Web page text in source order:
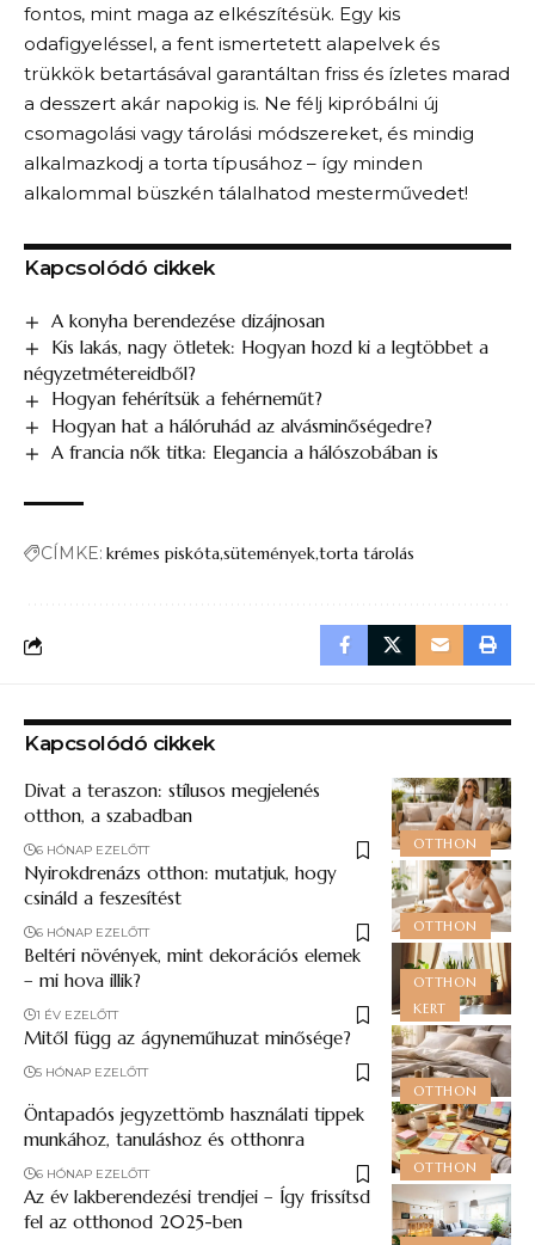
fontos, mint maga az elkészítésük. Egy kis
odafigyeléssel, a fent ismertetett alapelvek és
trükkök betartásával garantáltan friss és ízletes marad
a desszert akár napokig is. Ne félj kipróbálni új
csomagolási vagy tárolási módszereket, és mindig
alkalmazkodj a torta típusához – így minden
alkalommal büszkén tálalhatod mesterművedet!
Kapcsolódó cikkek
A konyha berendezése dizájnosan
Kis lakás, nagy ötletek: Hogyan hozd ki a legtöbbet a
négyzetmétereidből?
Hogyan fehérítsük a fehérneműt​?
Hogyan hat a hálóruhád az alvásminőségedre?
A francia nők titka: Elegancia a hálószobában is
CÍMKE: krémes piskótasüteményektorta tárolás
Kapcsolódó cikkek
OTTHON
Divat a teraszon: stílusos megjelenés
otthon, a szabadban
6 HÓNAP EZELŐTT
OTTHON
Nyirokdrenázs otthon: mutatjuk, hogy
csináld a feszesítést
6 HÓNAP EZELŐTT
OTTHON
KERT
Beltéri növények, mint dekorációs elemek
– mi hova illik?
1 ÉV EZELŐTT
OTTHON
Mitől függ az ágyneműhuzat minősége?
5 HÓNAP EZELŐTT
OTTHON
Öntapadós jegyzettömb használati tippek
munkához, tanuláshoz és otthonra
6 HÓNAP EZELŐTT
Az év lakberendezési trendjei – Így frissítsd
fel az otthonod 2025-ben